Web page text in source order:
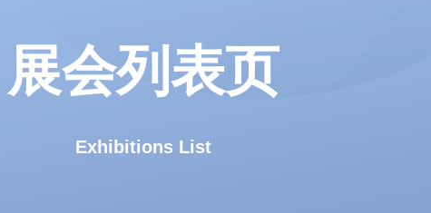
展会列表页
Exhibitions List